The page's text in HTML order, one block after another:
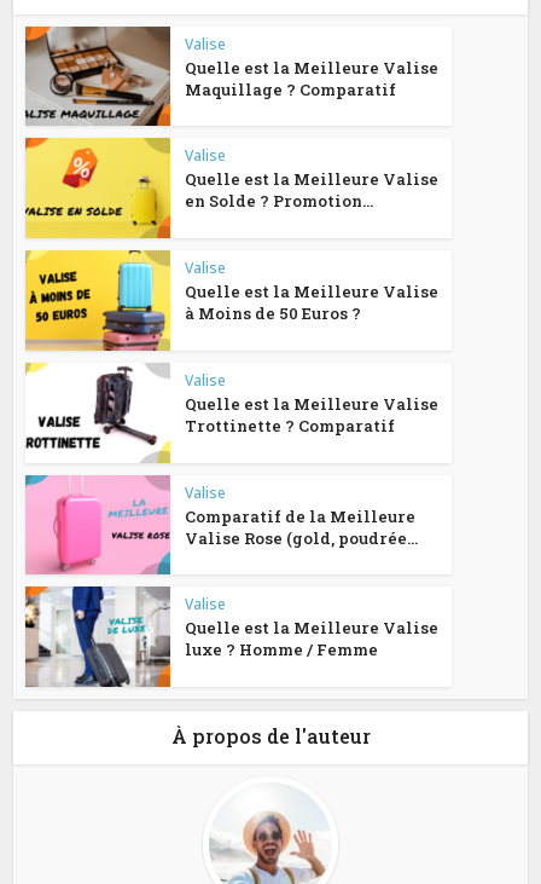
Valise
Quelle est la Meilleure Valise
Maquillage ? Comparatif
Valise
Quelle est la Meilleure Valise
en Solde ? Promotion...
Valise
Quelle est la Meilleure Valise
à Moins de 50 Euros ?
Valise
Quelle est la Meilleure Valise
Trottinette ? Comparatif
Valise
Comparatif de la Meilleure
Valise Rose (gold, poudrée...
Valise
Quelle est la Meilleure Valise
luxe ? Homme / Femme
À propos de l'auteur